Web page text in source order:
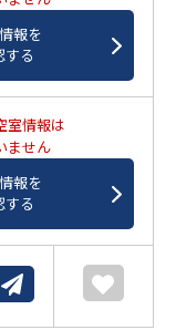
報を
する
室情報は
ません
報を
する